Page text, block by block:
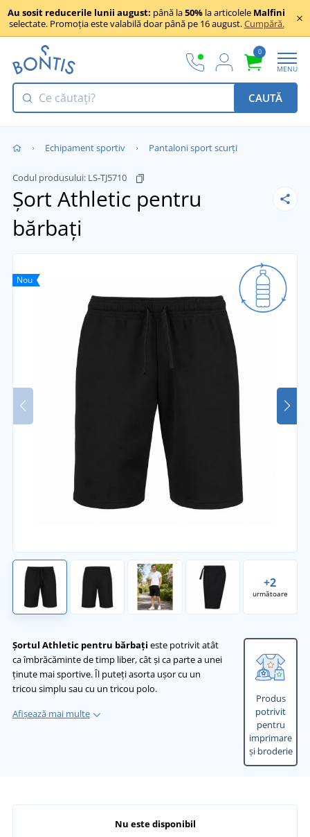
Au sosit reducerile lunii august: până la50% la articolele Malfini
selectate. Promoția este valabilă doar până pe 16 august.Cumpără.
0
MENU
CAUTĂ
Echipament sportiv Pantaloni sport scurți
Codul produsului: LS-TJ5710
Șort Athletic pentru
bărbați
+2
următoare
Nou
Șortul Athletic pentru bărbați este potrivit atât
ca îmbrăcăminte de timp liber, cât și ca parte a unei
ținute mai sportive. Îl puteți asorta ușor cu un
tricou simplu sau cu un tricou polo.
Afișează mai multe
Produs
potrivit
pentru
imprimare
și broderie
Nu este disponibil